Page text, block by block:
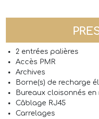
2 entrées palières
Accès PMR
Archives
Borne(s) de recharge
Bureaux cloisonnés en
Câblage RJ45
Carrelages